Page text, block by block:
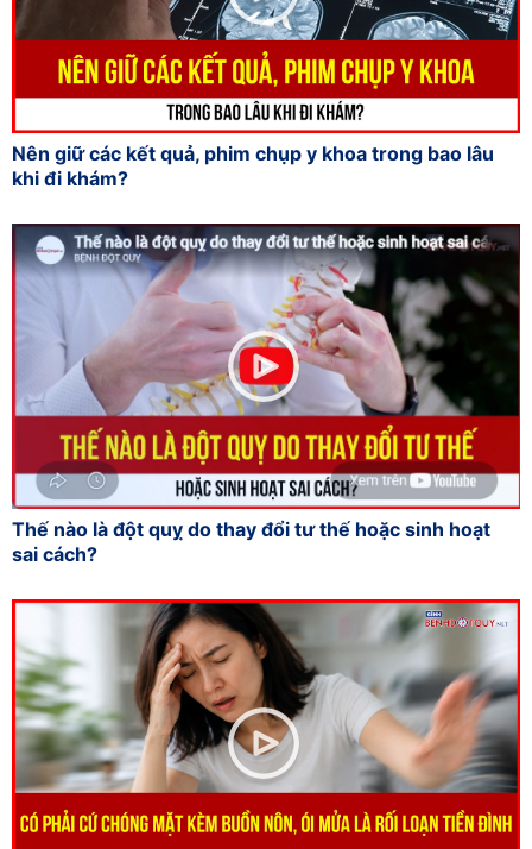
Nên giữ các kết quả, phim chụp y khoa trong bao lâu
khi đi khám?
Thế nào là đột quỵ do thay đổi tư thế hoặc sinh hoạt
sai cách?